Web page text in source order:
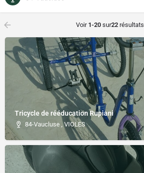
Voir 1-20sur22résultats
Tricycle de rééducation Rupiani
84-Vaucluse , VIOLES